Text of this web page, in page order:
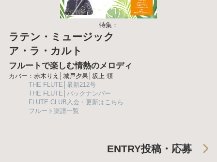
特集：
ラテン・ミュージック
ア・ラ・カルト
フルートで楽しむ情熱のメロディ
カバー：赤木りえ│城戸夕果│坂上 領
THE FLUTE│最新212号
THE FLUTE│バックナンバー
FLUTE CLUB入会・更新はこちら
フルート楽譜一覧
ENTRY投稿・応募